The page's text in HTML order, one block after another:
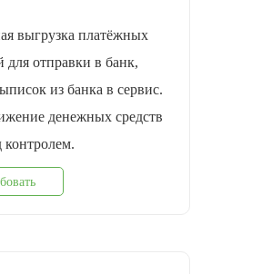
выгрузка платёжных
для отправки в банк,
из банка в сервис.
денежных средств
контролем.